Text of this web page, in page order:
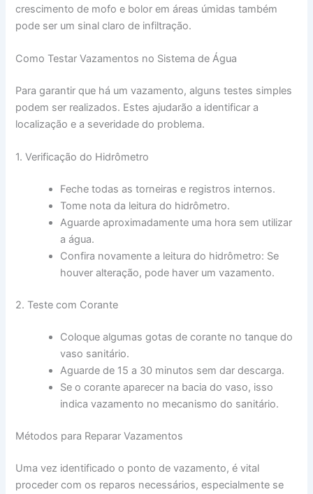
crescimento de mofo e bolor em áreas úmidas também
pode ser um sinal claro de infiltração.
Como Testar Vazamentos no Sistema de Água
Para garantir que há um vazamento, alguns testes simples
podem ser realizados. Estes ajudarão a identificar a
localização e a severidade do problema.
1. Verificação do Hidrômetro
Feche todas as torneiras e registros internos.
Tome nota da leitura do hidrômetro.
Aguarde aproximadamente uma hora sem utilizar
a água.
Confira novamente a leitura do hidrômetro: Se
houver alteração, pode haver um vazamento.
2. Teste com Corante
Coloque algumas gotas de corante no tanque do
vaso sanitário.
Aguarde de 15 a 30 minutos sem dar descarga.
Se o corante aparecer na bacia do vaso, isso
indica vazamento no mecanismo do sanitário.
Métodos para Reparar Vazamentos
Uma vez identificado o ponto de vazamento, é vital
proceder com os reparos necessários, especialmente se